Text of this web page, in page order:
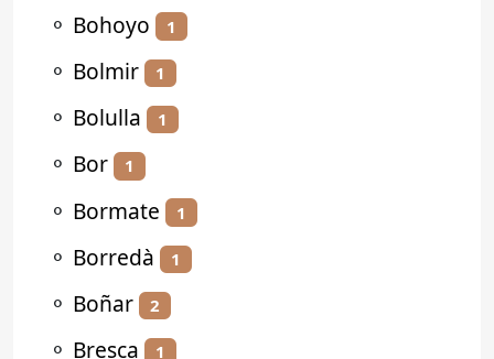
⚬ Bohoyo 1
⚬ Bolmir 1
⚬ Bolulla 1
⚬ Bor 1
⚬ Bormate 1
⚬ Borredà 1
⚬ Boñar 2
⚬ Bresca 1